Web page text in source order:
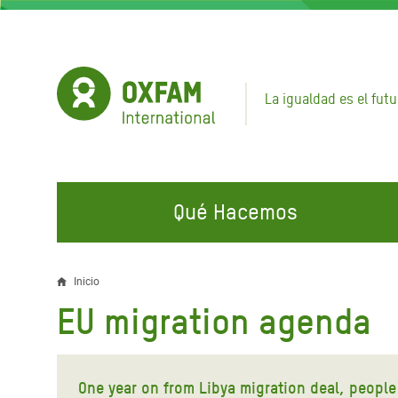
Pasar
La igualdad es el
Qué Hacemos
EN QUÉ TRABAJAMOS
Agua y Servicios de
Saneamiento
Gaza
ÚNETE A NUESTRAS CAMPAÑAS
Climate Justice
Hands Off Our Spaces
Únete a Nuestra Comunidad para
enlaces
Inicio
EU migration agenda
One year on from Libya migration deal,